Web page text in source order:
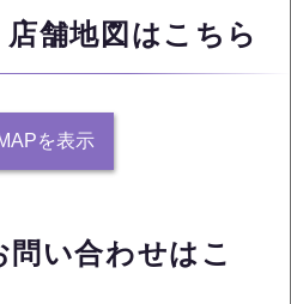
舗地図はこちら
を表示
問い合わせはこ